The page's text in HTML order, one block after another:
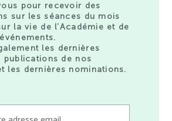
pour recevoir des
sur les séances du mois
la vie de l’Académie et de
les dernières
publications de nos
les dernières nominations.